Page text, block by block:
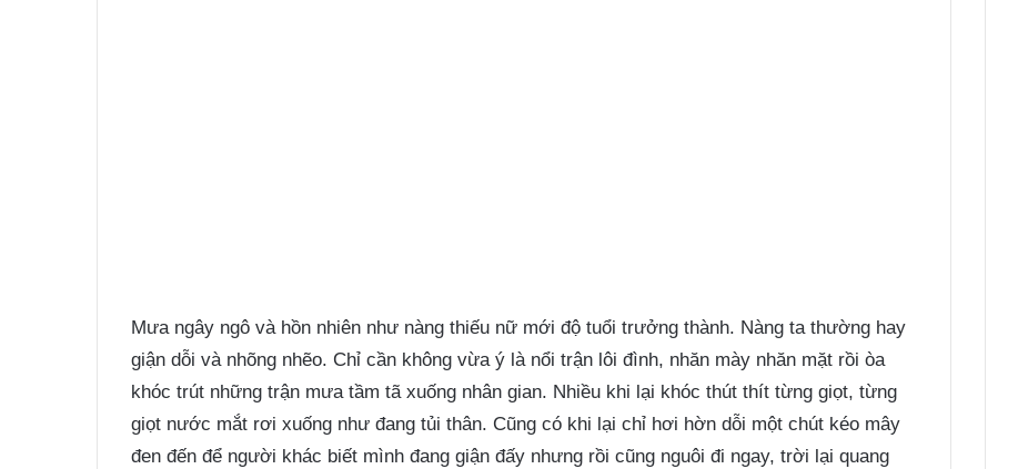
Mưa ngây ngô và hồn nhiên như nàng thiếu nữ mới độ tuổi trưởng thành. Nàng ta thường hay
giận dỗi và nhõng nhẽo. Chỉ cần không vừa ý là nổi trận lôi đình, nhăn mày nhăn mặt rồi òa
khóc trút những trận mưa tầm tã xuống nhân gian. Nhiều khi lại khóc thút thít từng giọt, từng
giọt nước mắt rơi xuống như đang tủi thân. Cũng có khi lại chỉ hơi hờn dỗi một chút kéo mây
đen đến để người khác biết mình đang giận đấy nhưng rồi cũng nguôi đi ngay, trời lại quang